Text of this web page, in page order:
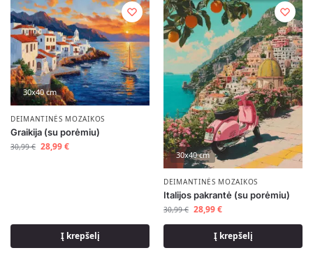
30x40 cm
DEIMANTINĖS MOZAIKOS
Graikija (su porėmiu)
30,99€ 28,99€
Į krepšelį
30x40 cm
DEIMANTINĖS MOZAIKOS
Italijos pakrantė (su porėmiu)
30,99€ 28,99€
Į krepšelį